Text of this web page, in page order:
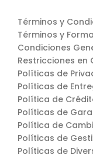
Términos y
Términos y
Condiciones
Restricciones en
Políticas de
Políticas de
Política de
Políticas de
Política de
Políticas de
Políticas de